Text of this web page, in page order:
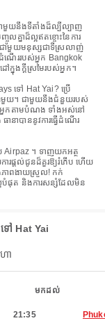
ាមួយនឹងទីតាំងដ៏ល្បីល្បាញ
គ្នាដ៏ល្អឥតខ្ចោះនៃការ
ជាមួយមនុស្សជាទីស្រលាញ់
ដំណើររបស់អ្នក Bangkok
នុងក្តីស្រមៃរបស់អ្នក។
ទៅ Hat Yai? ប្រើ
មួយ។ ជាមួយនឹងជំនួយរបស់
អ្នកតាមបំណង ទាំងអស់នៅ
នាបាននូវការធ្វើដំណើរ
Airpaz ។ ទាញយកអត្ថ
រផ្តល់ជូនដ៏គួរឱ្យរំភើប ហើយ
ភាពងាយស្រួល! កក់
បំផុត និងការសន្សំដែលមិន
ៅ Hat Yai
ា
មកដល់
21:35